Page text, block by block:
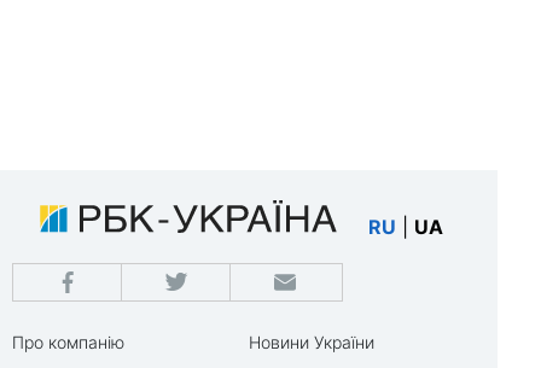
RU UA
Про компанію
Новини України